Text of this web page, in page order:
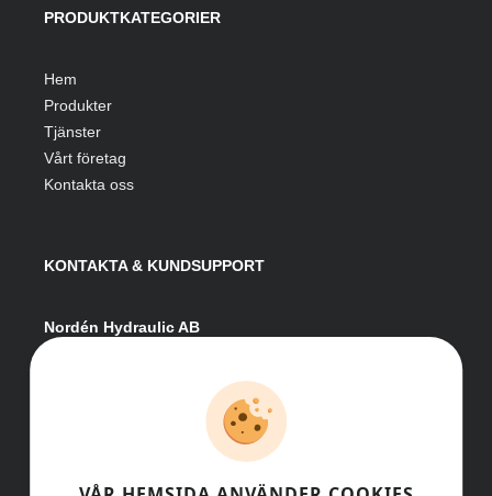
PRODUKTKATEGORIER
Hem
Produkter
Tjänster
Vårt företag
Kontakta oss
KONTAKTA & KUNDSUPPORT
Nordén Hydraulic AB
info@nordenhydraulic.se
Org-nr: 556531-8424